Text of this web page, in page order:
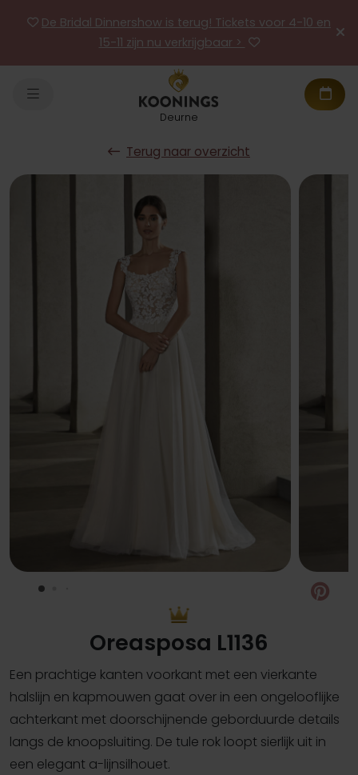
De Bridal Dinnershow is terug! Tickets voor 4-10 en
15-11 zijn nu verkrijgbaar >
Deurne
Terug naar overzicht
Oreasposa L1136
Een prachtige kanten voorkant met een vierkante
halslijn en kapmouwen gaat over in een ongelooflijke
achterkant met doorschijnende geborduurde details
langs de knoopsluiting. De tule rok loopt sierlijk uit in
een elegant a-lijnsilhouet.